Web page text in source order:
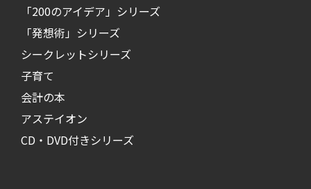
「200のアイデア」シリーズ
「発想術」シリーズ
シークレットシリーズ
子育て
会計の本
アステイオン
CD・DVD付きシリーズ